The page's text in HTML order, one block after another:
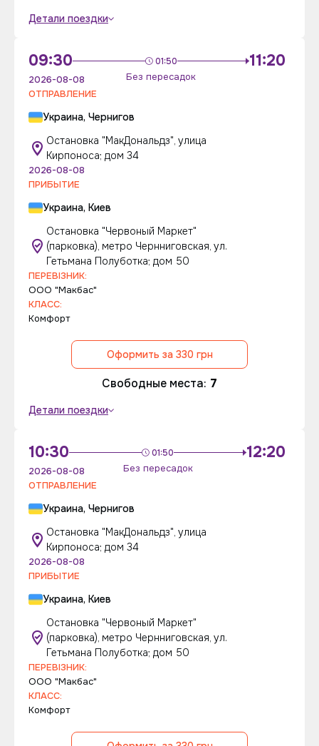
Детали поездки
09:30 01:50
Без пересадок
11:20
2026-08-08
ОТПРАВЛЕНИЕ
Украина, Чернигов
Остановка "МакДональдз", улица
Кирпоноса; дом 34
2026-08-08
ПРИБЫТИЕ
Украина, Киев
Остановка "Червоный Маркет"
(парковка), метро Чернниговская, ул.
Гетьмана Полуботка; дом 50
ПЕРЕВІЗНИК:
ООО "Макбас"
КЛАСС:
Комфорт
Оформить за 330 грн
Свободные места: 7
Детали поездки
10:30 01:50
Без пересадок
12:20
2026-08-08
ОТПРАВЛЕНИЕ
Украина, Чернигов
Остановка "МакДональдз", улица
Кирпоноса; дом 34
2026-08-08
ПРИБЫТИЕ
Украина, Киев
Остановка "Червоный Маркет"
(парковка), метро Чернниговская, ул.
Гетьмана Полуботка; дом 50
ПЕРЕВІЗНИК:
ООО "Макбас"
КЛАСС:
Комфорт